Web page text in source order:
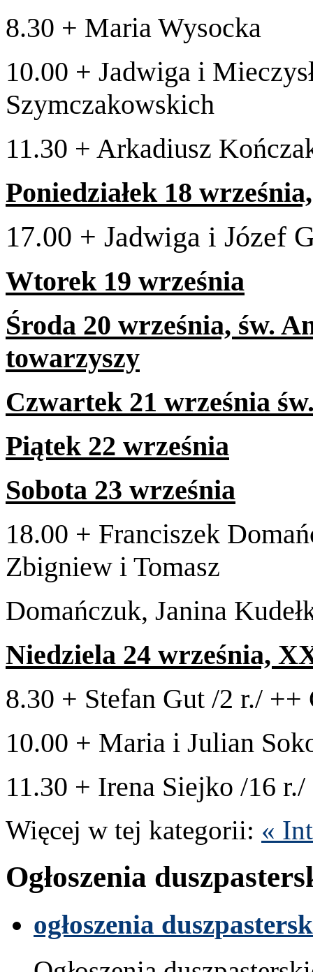
8.30 + Maria Wysocka
10.00 + Jad­wiga i
Szymczakowskich
11.30 + Arka­diusz
Poniedzi­ałek 18
17.00 + Jad­wiga i Józef
Wtorek 19 września
Środa 20 wrześ­nia, św.
towarzyszy
Czwartek 21 wrześ­nia
Piątek 22 września
Sob­ota 23 września
18.00 + Fran­ciszek
Zbig­niew i Tomasz
Domańczuk, Jan­ina
Niedziela 24 wrześ­nia,
8.30 + Ste­fan Gut /​2 r./ ++
10.00 + Maria i Julian
11.30 + Irena Siejko /​16 r./
Więcej w tej kat­e­gorii: «
Ogłoszenia
ogłoszenia